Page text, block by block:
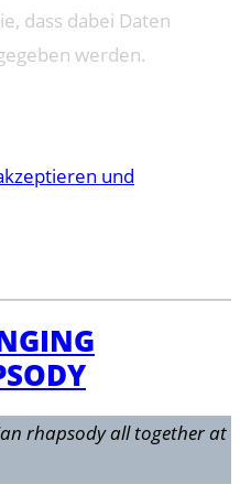
dass dabei Daten
werden.
und
rhapsody all together at